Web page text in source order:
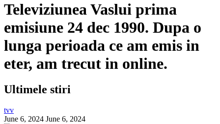
Televiziunea Vaslui prima
emisiune 24 dec 1990. Dupa o
lunga perioada ce am emis in
eter, am trecut in online.
Ultimele stiri
tvv
June 6, 2024 June 6, 2024